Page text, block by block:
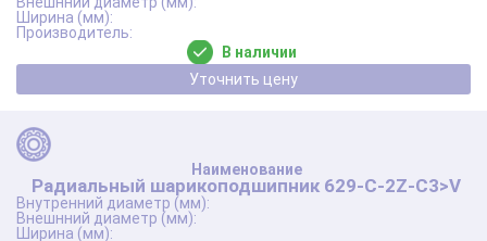
В наличии
Уточнить цену
Радиальный шарикоподшипник 629-C-2Z-C3>V